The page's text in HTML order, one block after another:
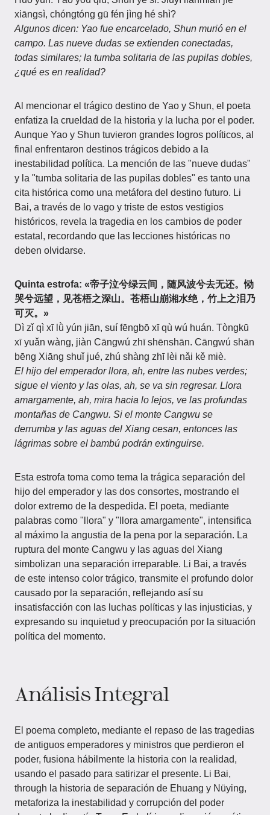
xiāngsì, chóngtóng gū fén jìng hé shì?
Algunos dicen: Yao fue encarcelado, Shun murió en el
campo. Las nueve dudas se extienden conectadas,
todas similares; la tumba solitaria de las pupilas dobles,
¿qué es en realidad?
Al mencionar el trágico destino de Yao y Shun, el poeta
enfatiza la crueldad de la historia y la lucha por el poder.
Aunque Yao y Shun tuvieron grandes logros políticos, al
final enfrentaron destinos trágicos debido a la
inestabilidad política. La mención de las "nueve dudas"
y la "tumba solitaria de las pupilas dobles" es tanto una
cita histórica como una metáfora del destino futuro. Li
Bai, a través de lo vago y triste de estos vestigios
históricos, revela la tragedia en los cambios de poder
estatal, recordando que las lecciones históricas no
deben olvidarse.
Quinta estrofa: «帝子泣兮绿云间，随风波兮去无还。恸
哭兮远望，见苍梧之深山。苍梧山崩湘水绝，竹上之泪乃
可灭。»
Dì zǐ qì xī lǜ yún jiān, suí fēngbō xī qù wú huán. Tòngkū
xī yuǎn wàng, jiàn Cāngwú zhī shēnshān. Cāngwú shān
bēng Xiāng shuǐ jué, zhú shàng zhī lèi nǎi kě miè.
El hijo del emperador llora, ah, entre las nubes verdes;
sigue el viento y las olas, ah, se va sin regresar. Llora
amargamente, ah, mira hacia lo lejos, ve las profundas
montañas de Cangwu. Si el monte Cangwu se
derrumba y las aguas del Xiang cesan, entonces las
lágrimas sobre el bambú podrán extinguirse.
Esta estrofa toma como tema la trágica separación del
hijo del emperador y las dos consortes, mostrando el
dolor extremo de la despedida. El poeta, mediante
palabras como "llora" y "llora amargamente", intensifica
al máximo la angustia de la pena por la separación. La
ruptura del monte Cangwu y las aguas del Xiang
simbolizan una separación irreparable. Li Bai, a través
de este intenso color trágico, transmite el profundo dolor
causado por la separación, reflejando así su
insatisfacción con las luchas políticas y las injusticias, y
expresando su inquietud y preocupación por la situación
política del momento.
Análisis Integral
El poema completo, mediante el repaso de las tragedias
de antiguos emperadores y ministros que perdieron el
poder, fusiona hábilmente la historia con la realidad,
usando el pasado para satirizar el presente. Li Bai,
through la historia de separación de Ehuang y Nüying,
metaforiza la inestabilidad y corrupción del poder